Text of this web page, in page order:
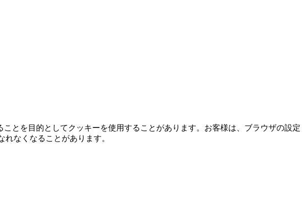
とを目的としてクッキーを使用することがあります。お客様は、ブラウザの設定
なくなることがあります。